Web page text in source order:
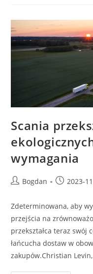
Wybrzeżu
Kości
Słoniowej,
Redukując
Emisję
Pracy
Scania
wymagania
PostBogdan
Post2023-
Zdeterminowana, aby
przejścia na
przekształca teraz swój
łańcucha dostaw w
zakupów.Christian